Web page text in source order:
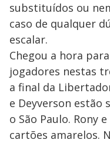
substituídos ou
caso de qualquer
escalar.
Chegou a hora
jogadores nestas
a final da
e Deyverson estão
o São Paulo. Rony
cartões amarelos.